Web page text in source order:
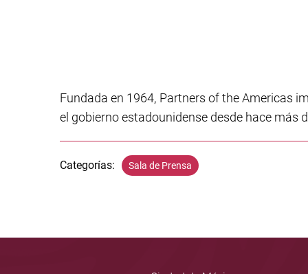
Fundada en 1964, Partners of the Americas
el gobierno estadounidense desde hace más
Categorías: Sala de Prensa